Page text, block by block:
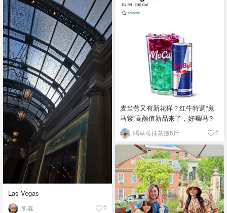
麦当劳又有新花样？红牛特调“鬼
马紫”高颜值新品来了，好喝吗？
喝草莓抹茶瘦5斤 6
Las Vegas
凯鑫 6